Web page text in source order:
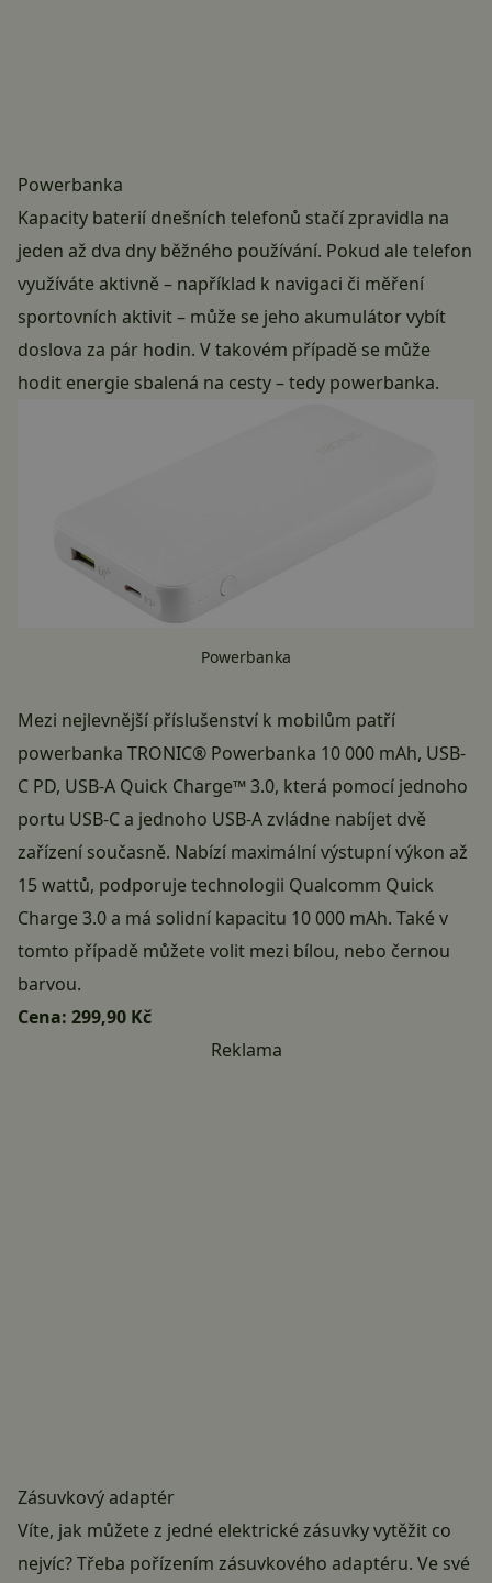
Powerbanka
Kapacity baterií dnešních telefonů stačí zpravidla na
jeden až dva dny běžného používání. Pokud ale telefon
využíváte aktivně – například k navigaci či měření
sportovních aktivit – může se jeho akumulátor vybít
doslova za pár hodin. V takovém případě se může
hodit energie sbalená na cesty – tedy powerbanka.
Powerbanka
Mezi nejlevnější příslušenství k mobilům patří
powerbanka TRONIC® Powerbanka 10 000 mAh, USB-
C PD, USB-A Quick Charge™ 3.0, která pomocí jednoho
portu USB-C a jednoho USB-A zvládne nabíjet dvě
zařízení současně. Nabízí maximální výstupní výkon až
15 wattů, podporuje technologii Qualcomm Quick
Charge 3.0 a má solidní kapacitu 10 000 mAh. Také v
tomto případě můžete volit mezi bílou, nebo černou
barvou.
Cena: 299,90 Kč
Reklama
Zásuvkový adaptér
Víte, jak můžete z jedné elektrické zásuvky vytěžit co
nejvíc? Třeba pořízením zásuvkového adaptéru. Ve své